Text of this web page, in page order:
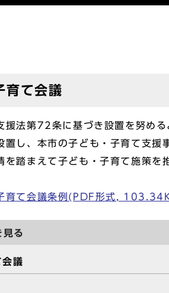
育て会議
援法第72条に基づき設置を努め
置し、本市の子ども・子育て支援
を踏まえて子ども・子育て施策を
育て会議条例(PDF形式,
見る
会議